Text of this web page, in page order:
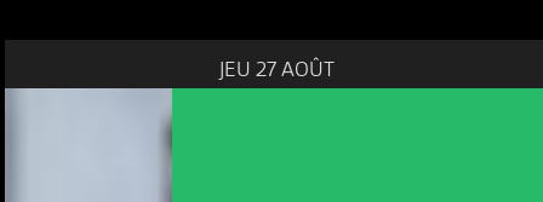
JEU 27 AOÛT